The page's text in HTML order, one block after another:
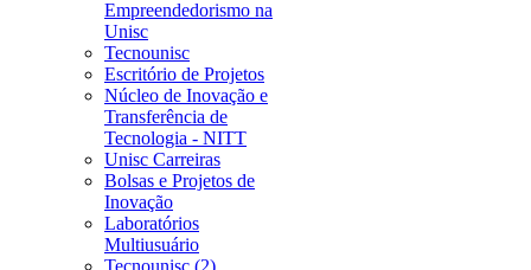
Empreendedorismo na
Unisc
Tecnounisc
Escritório de Projetos
Núcleo de Inovação e
Transferência de
Tecnologia - NITT
Unisc Carreiras
Bolsas e Projetos de
Inovação
Laboratórios
Multiusuário
Tecnounisc (2)